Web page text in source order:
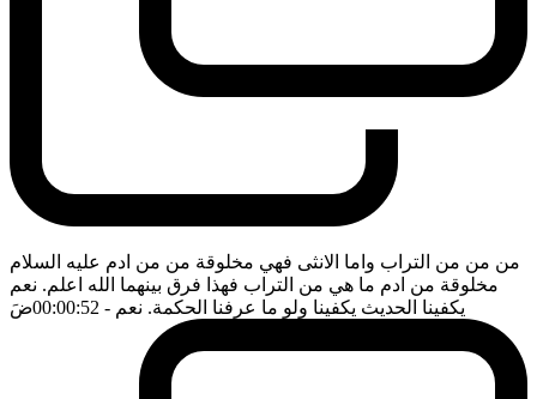
من من من التراب واما الانثى فهي مخلوقة من من ادم عليه السلام
مخلوقة من ادم ما هي من التراب فهذا فرق بينهما الله اعلم. نعم
يكفينا الحديث يكفينا ولو ما عرفنا الحكمة. نعم - 00:00:52 ضَ